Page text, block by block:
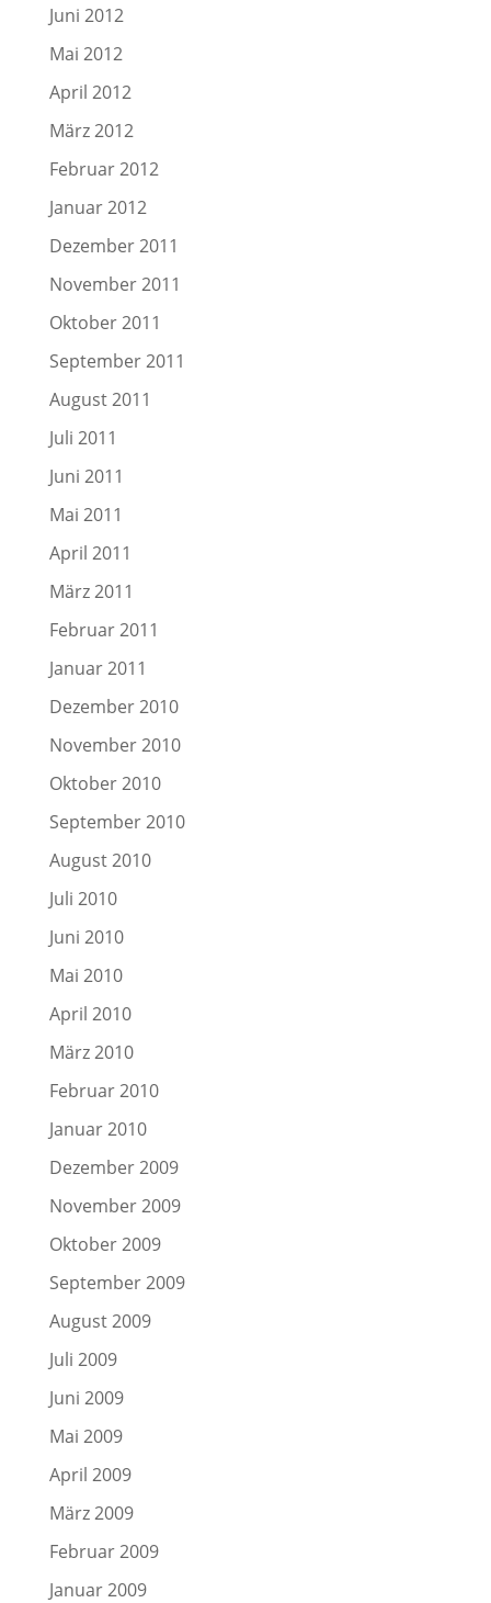
Juni 2012
Mai 2012
April 2012
März 2012
Februar 2012
Januar 2012
Dezember 2011
November 2011
Oktober 2011
September 2011
August 2011
Juli 2011
Juni 2011
Mai 2011
April 2011
März 2011
Februar 2011
Januar 2011
Dezember 2010
November 2010
Oktober 2010
September 2010
August 2010
Juli 2010
Juni 2010
Mai 2010
April 2010
März 2010
Februar 2010
Januar 2010
Dezember 2009
November 2009
Oktober 2009
September 2009
August 2009
Juli 2009
Juni 2009
Mai 2009
April 2009
März 2009
Februar 2009
Januar 2009